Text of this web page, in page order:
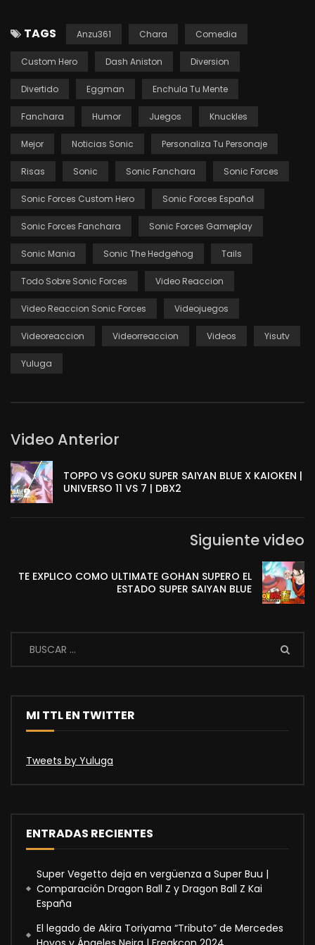
TAGS Anzu361 Chara Comedia
Custom Hero Dash Aniston Diversion
Divertido Eggman Enchula Tu Mente
Fanchara Humor Juegos Knuckles
Mejor Noticias Sonic Personaliza Tu Personaje
Risas Sonic Sonic Fanchara Sonic Forces
Sonic Forces Custom Hero Sonic Forces Español
Sonic Forces Fanchara Sonic Forces Gameplay
Sonic Mania Sonic The Hedgehog Tails
Todo Sobre Sonic Forces Video Reaccion
Video Reaccion Sonic Forces Videojuegos
Videoreaccion Videorreaccion Videos Yisutv
Yuluga
Video Anterior
TOPPO VS GOKU SUPER SAIYAN BLUE X KAIOKEN |
UNIVERSO 11 VS 7 | DBX2
Siguiente video
TE EXPLICO COMO ULTIMATE GOHAN SUPERO EL
ESTADO SUPER SAIYAN BLUE
MI TTL EN TWITTER
Tweets by Yuluga
ENTRADAS RECIENTES
Super Vegetto deja en vergüenza a Super Buu |
Comparación Dragon Ball Z y Dragon Ball Z Kai
España
El legado de Akira Toriyama “Tributo” de Mercedes